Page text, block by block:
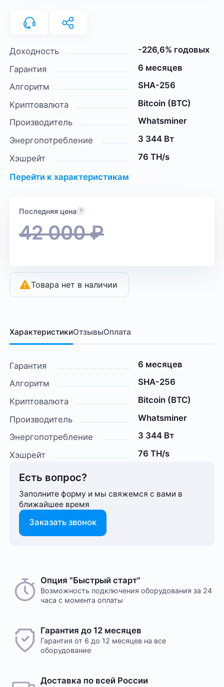
Доходность
-226,6% годовых
Гарантия
6 месяцев
Алгоритм
SHA-256
Криптовалюта
Bitcoin (BTC)
Производитель
Whatsminer
Энергопотребление
3 344 Вт
Хэшрейт
76 TH/s
Перейти к характеристикам
Последняя цена
42 000₽
Товара нет в наличии
ХарактеристикиОтзывыОплата
Гарантия
6 месяцев
Алгоритм
SHA-256
Криптовалюта
Bitcoin (BTC)
Производитель
Whatsminer
Энергопотребление
3 344 Вт
Хэшрейт
76 TH/s
Есть вопрос?
Заполните форму и мы свяжемся с вами в
ближайшее время
Заказать звонок
На этот товар пока нет отзывов
Желаете оставить отзыв?
Нам важно знать ваше мнение о популярном
оборудовании для майнинга. Так мы улучшаем
ассортимент нашего интернет-⁠магазина.
Способ оплаты любого заказа вы можете выбрать
при его оформлении. Оплата производится только
в рублях. После подтверждения заказа, с вами
центров
Оплата производится в офисе компании наличными
Опция "Быстрый старт"
Возможность подключения оборудования за 24
часа с момента оплаты
Гарантия до 12 месяцев
Гарантия от 6 до 12 месяцев на все
оборудование
Доставка по всей России